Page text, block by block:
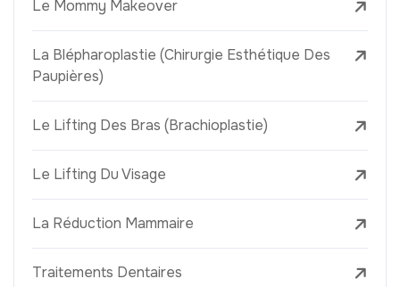
Le Mommy Makeover
La Blépharoplastie (Chirurgie Esthétique Des
Paupières)
Le Lifting Des Bras (Brachioplastie)
Le Lifting Du Visage
La Réduction Mammaire
Traitements Dentaires